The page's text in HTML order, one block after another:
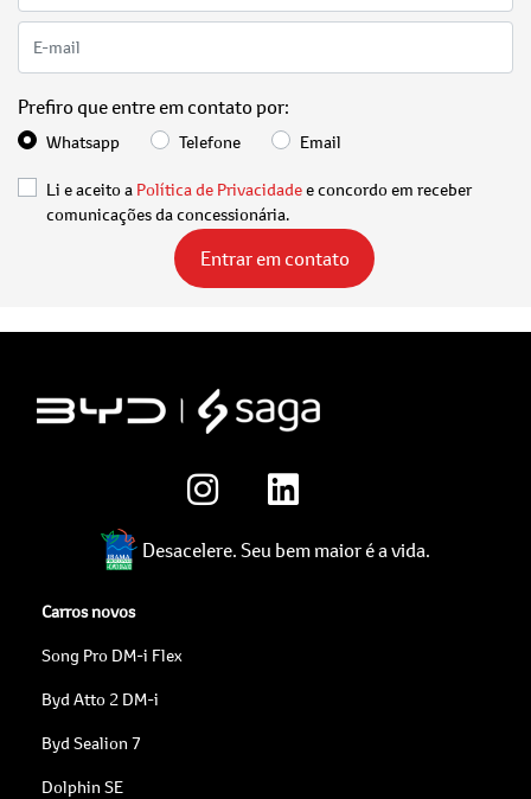
Prefiro que entre em contato por:
Whatsapp Telefone Email
Li e aceito a Política de Privacidadee concordo em receber
comunicações da concessionária.
Entrar em contato
Desacelere. Seu bem maior é a vida.
Carros novos
Song Pro DM-i Flex
Byd Atto 2 DM-i
Byd Sealion 7
Dolphin SE